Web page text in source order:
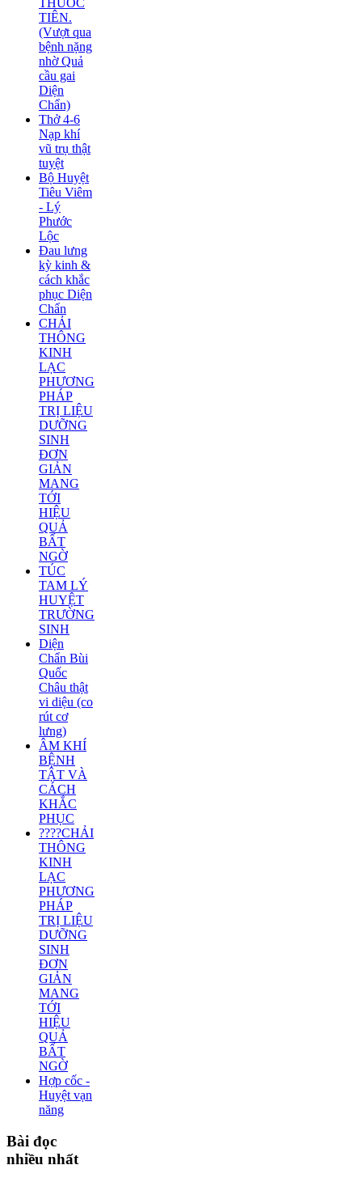
THUỐC
TIÊN.
(Vượt qua
bệnh nặng
nhờ Quả
cầu gai
Diện
Chẩn)
Thở 4-6
Nạp khí
vũ trụ thật
tuyệt
Bộ Huyệt
Tiêu Viêm
- Lý
Phước
Lộc
Đau lưng
kỳ kinh &
cách khắc
phục Diện
Chẩn
CHẢI
THÔNG
KINH
LẠC
PHƯƠNG
PHÁP
TRỊ LIỆU
DƯỠNG
SINH
ĐƠN
GIẢN
MANG
TỚI
HIỆU
QUẢ
BẤT
NGỜ
TÚC
TAM LÝ
HUYỆT
TRƯỜNG
SINH
Diện
Chẩn Bùi
Quốc
Châu thật
vi diệu (co
rút cơ
lưng)
ÂM KHÍ
BỆNH
TẬT VÀ
CÁCH
KHẮC
PHỤC
????CHẢI
THÔNG
KINH
LẠC
PHƯƠNG
PHÁP
TRỊ LIỆU
DƯỠNG
SINH
ĐƠN
GIẢN
MANG
TỚI
HIỆU
QUẢ
BẤT
NGỜ
Hợp cốc -
Huyệt vạn
năng
Bài đọc
nhiều nhất